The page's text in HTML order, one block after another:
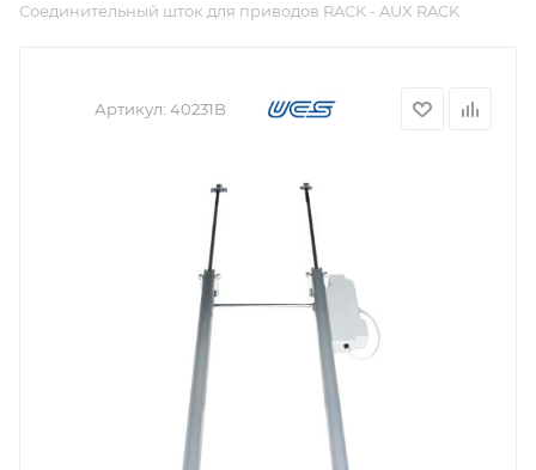
Соединительный шток для приводов RACK - AUX RACK
Артикул: 40231B